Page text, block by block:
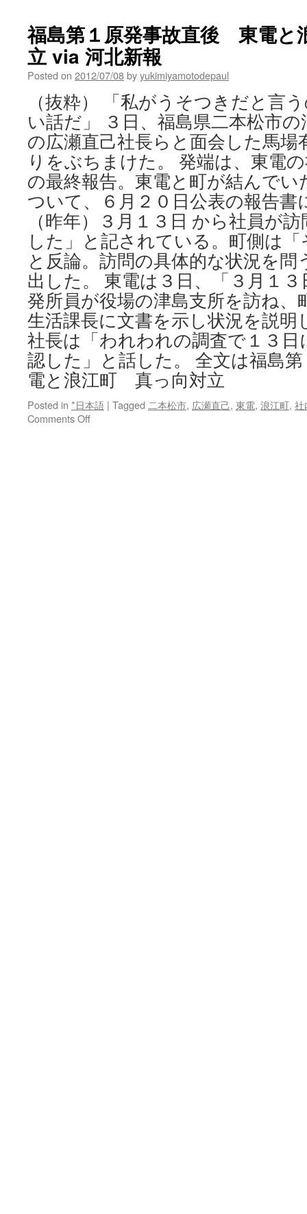
情
報
の
扱
い
に
懸
念
秘
密
保
護
法
案
巡
り
福
島
で
公
聴
会
via
日
本
経
済
聞
福島第１原発事故直後 東電
立 via 河北新報
Posted on 2012/07/08byyukimiyamotodepaul
（抜粋） 「私がうそつきだと言
い話だ」 ３日、福島県二本松市
の広瀬直己社長らと面会した馬場
りをぶちまけた。 発端は、東電
の最終報告。東電と町が結んでい
ついて、６月２０日公表の報告書
（昨年）３月１３日 から社員が
した」と記されている。町側は
と反論。訪問の具体的な状況を問
出した。 東電は３日、「３月１
発所員が役場の津島支所を訪ね、
生活課長に文書を示し状況を説明
社長は「われわれの調査で１３
認した」と話した。 全文は福島
電と浪江町 真っ向対立
Posted in *日本語 | Tagged 二本松市, 広瀬直己, 東電, 浪江町, 社
Comments Offon